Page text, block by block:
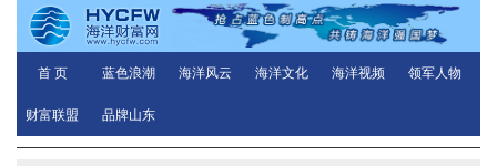
首 页 蓝色浪潮 海洋风云 海洋文化 海洋视频 领军人物
财富联盟 品牌山东